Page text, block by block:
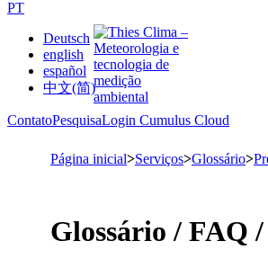
PT
Deutsch
english
español
中文(简)
ContatoPesquisaLogin Cumulus Cloud
Página inicial>Serviços>Glossário>
Glossário /­ FAQ